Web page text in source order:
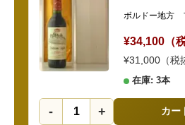
ボルドー地方
¥34,100（税
¥31,000（税
在庫: 3本
- + カー